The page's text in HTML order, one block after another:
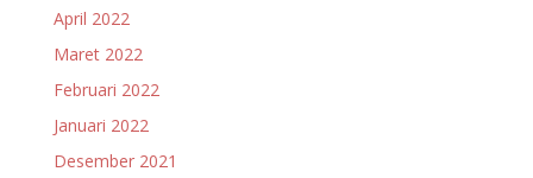
April 2022
Maret 2022
Februari 2022
Januari 2022
Desember 2021